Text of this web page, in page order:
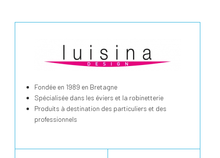
Fondée en 1989 en Bretagne
Spécialisée dans les éviers et la robinetterie
Produits à destination des particuliers et des
professionnels